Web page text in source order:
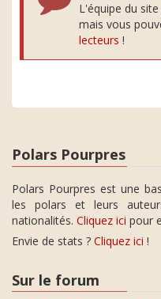
L'équipe du
mais vous
lecteurs !
Polars Pourpres
Polars Pourpres est une
les polars et leurs
nationalités. Cliquez ici pour
Envie de stats ? Cliquez ici !
Sur le forum